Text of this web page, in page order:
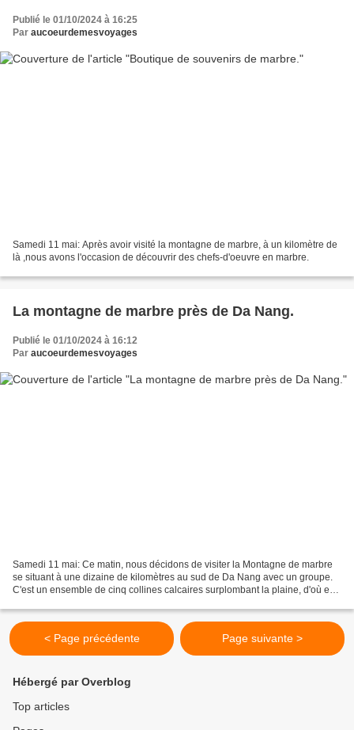
Publié le 01/10/2024 à 16:25
Par aucoeurdemesvoyages
Samedi 11 mai: Après avoir visité la montagne de marbre, à un kilomètre de
là ,nous avons l'occasion de découvrir des chefs-d'oeuvre en marbre.
La montagne de marbre près de Da Nang.
Publié le 01/10/2024 à 16:12
Par aucoeurdemesvoyages
Samedi 11 mai: Ce matin, nous décidons de visiter la Montagne de marbre
se situant à une dizaine de kilomètres au sud de Da Nang avec un groupe.
C'est un ensemble de cinq collines calcaires surplombant la plaine, d'où est
< Page précédente Page suivante >
Hébergé par Overblog
Top articles